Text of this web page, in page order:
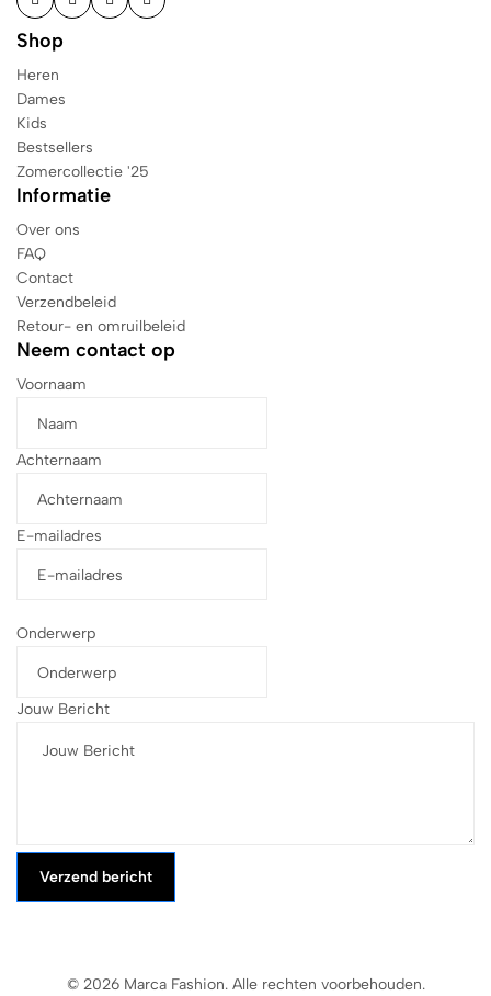
Shop
Heren
Dames
Kids
Bestsellers
Zomercollectie '25
Informatie
Over ons
FAQ
Contact
Verzendbeleid
Retour- en omruilbeleid
Neem contact op
Voornaam
Achternaam
E-mailadres
Onderwerp
Jouw Bericht
Verzend bericht
© 2026 Marca Fashion. Alle rechten voorbehouden.